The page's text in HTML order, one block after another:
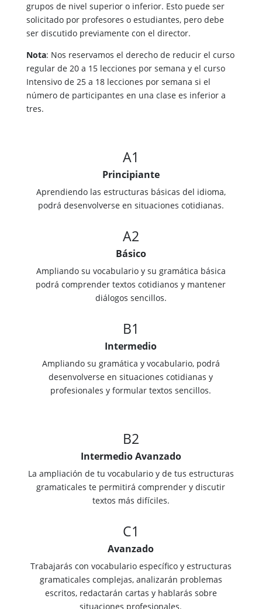
grupos de nivel superior o inferior. Esto puede ser
solicitado por profesores o estudiantes, pero debe
ser discutido previamente con el director.
Nota: Nos reservamos el derecho de reducir el curso
regular de 20 a 15 lecciones por semana y el curso
Intensivo de 25 a 18 lecciones por semana si el
número de participantes en una clase es inferior a
tres.
A1
Principiante
Aprendiendo las estructuras básicas del idioma,
podrá desenvolverse en situaciones cotidianas.
A2
Básico
Ampliando su vocabulario y su gramática básica
podrá comprender textos cotidianos y mantener
diálogos sencillos.
B1
Intermedio
Ampliando su gramática y vocabulario, podrá
desenvolverse en situaciones cotidianas y
profesionales y formular textos sencillos.
B2
Intermedio Avanzado
La ampliación de tu vocabulario y de tus estructuras
gramaticales te permitirá comprender y discutir
textos más difíciles.
C1
Avanzado
Trabajarás con vocabulario específico y estructuras
gramaticales complejas, analizarán problemas
escritos, redactarán cartas y hablarás sobre
situaciones profesionales.